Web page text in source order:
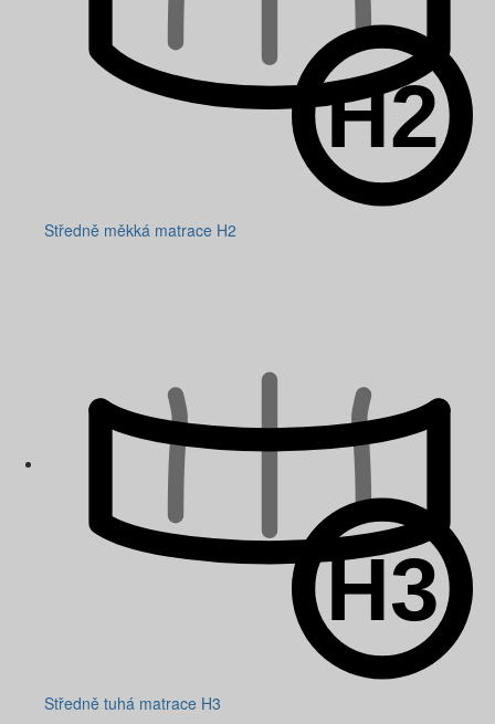
Středně měkká matrace H2
Středně tuhá matrace H3